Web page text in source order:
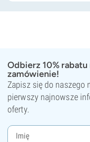
Odbierz 10%
zamówienie!
Zapisz się do naszego
pierwszy najnowsze
oferty.